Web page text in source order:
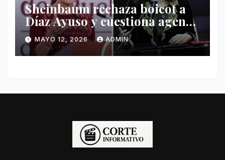
Sheinbaum rechaza boicot a
Díaz Ayuso y cuestiona agenda
de funcionaria española
MAYO 12, 2026 ADMIN